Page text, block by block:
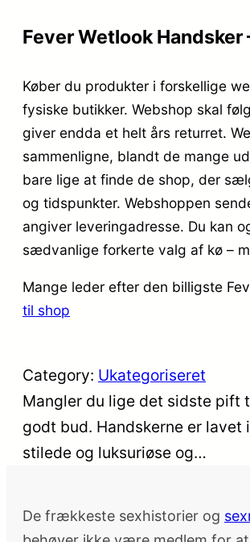
Fever Wetlook Handsker
Køber du produkter i forskellige
fysiske butikker. Webshop skal
giver endda et helt års returret.
sammenligne, blandt de mange
bare lige at finde de shop, der
og tidspunkter. Webshoppen
angiver leveringadresse. Du kan
sædvanlige forkerte valg af kø –
Mange leder efter den billigste
til shop
Category: Ukategoriseret
Mangler du lige det sidste pift
godt bud. Handskerne er
stilede og luksuriøse og…
De frækkeste sexhistorier og